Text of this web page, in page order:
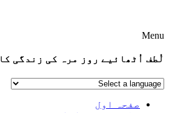
Menu
لُطف اُٹھائیے روز مرہ کی زندگی کا
صفحہ اول